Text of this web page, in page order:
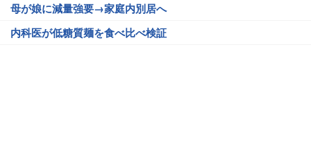
母が娘に減量強要→家庭内別居へ
内科医が低糖質麺を食べ比べ検証